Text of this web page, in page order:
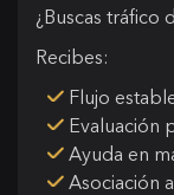
¿Buscas tráfico
Recibes:
Flujo
Evaluación
Ayuda en
Asociación